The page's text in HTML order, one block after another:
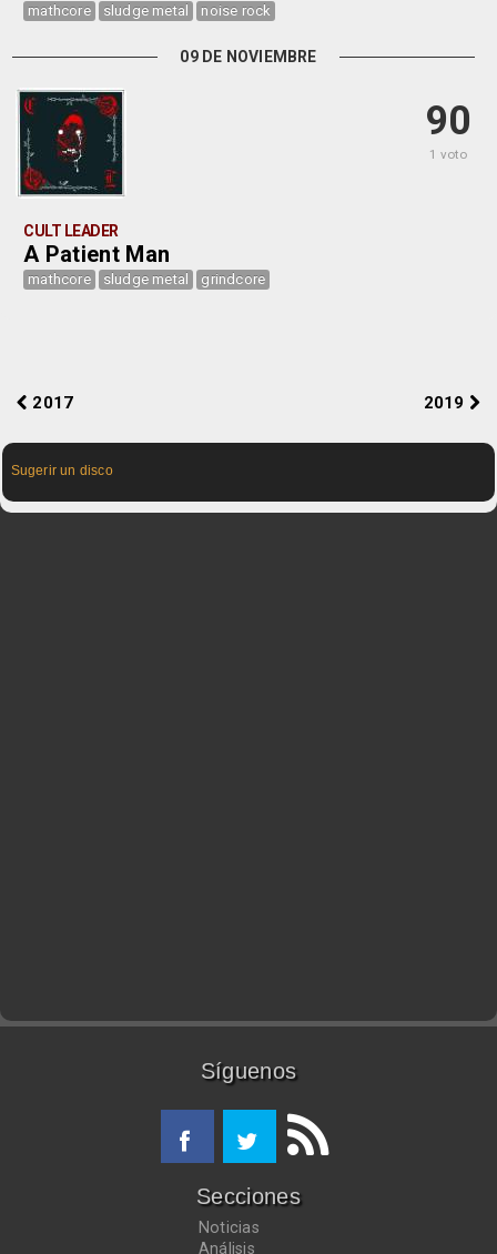
mathcore sludge metal noise rock
09 DE NOVIEMBRE
90
1 voto
CULT LEADER
A Patient Man
mathcore sludge metal grindcore
2017 2019
Sugerir un disco
Síguenos
Secciones
Noticias
Análisis